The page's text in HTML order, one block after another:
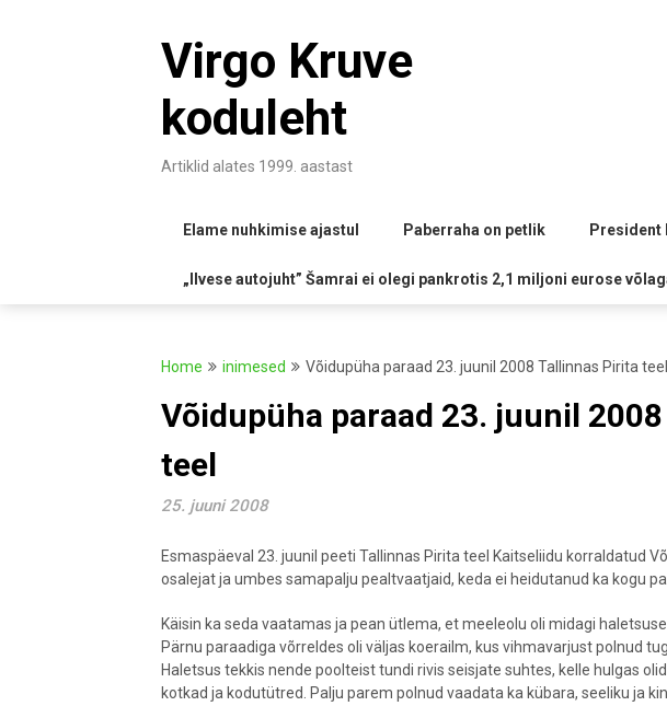
Virgo Kruve
koduleht
Artiklid alates 1999. aastast
Elame nuhkimise ajastul Paberraha on petlik President
„Ilvese autojuht” Šamrai ei olegi pankrotis 2,1 miljoni eurose
Home inimesed Võidupüha paraad 23. juunil 2008 Tallinnas Pirita teel
Võidupüha paraad 23. juunil
teel
25. juuni 2008
Esmaspäeval 23. juunil peeti Tallinnas Pirita teel Kaitseliidu korraldatud
osalejat ja umbes samapalju pealtvaatjaid, keda ei heidutanud ka kogu
Käisin ka seda vaatamas ja pean ütlema, et meeleolu oli midagi
Pärnu paraadiga võrreldes oli väljas koerailm, kus vihmavarjust polnud
Haletsus tekkis nende poolteist tundi rivis seisjate suhtes, kelle hulgas
kotkad ja kodutütred. Palju parem polnud vaadata ka kübara, seeliku ja